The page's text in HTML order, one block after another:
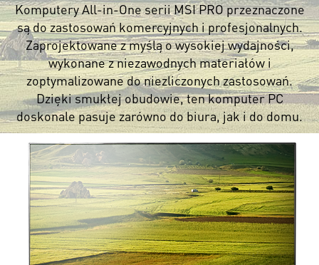
Komputery All-in-One serii MSI PRO przeznaczone
są do zastosowań komercyjnych i profesjonalnych.
Zaprojektowane z myślą o wysokiej wydajności,
wykonane z niezawodnych materiałów i
zoptymalizowane do niezliczonych zastosowań.
Dzięki smukłej obudowie, ten komputer PC
doskonale pasuje zarówno do biura, jak i do domu.